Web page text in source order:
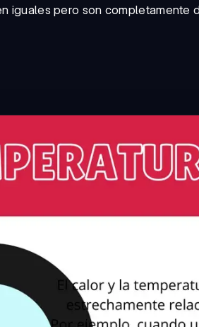
iguales pero son completamente